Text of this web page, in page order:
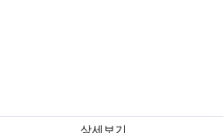
상세보기